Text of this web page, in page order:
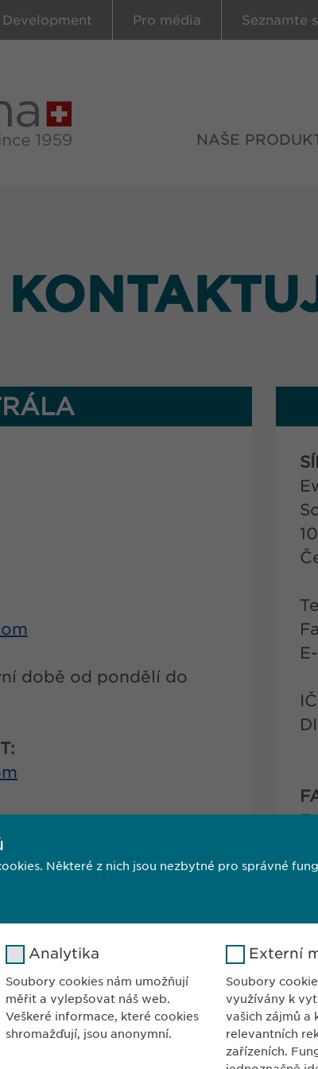
Development Pro média Seznamte
NAŠE
době od pondělí do
ZASTOUPENÍ V ČR:
Ewopharma, spol. s r. o.
Některé z nich jsou nezbytné pro správné
Analytika
Soubory cookies nám umožňují
měřit a vylepšovat náš web.
Veškeré informace, které cookies
shromažďují, jsou anonymní.
Externí
Soubory
využívány k
vašich zájmů a
relevantních
zařízeních.